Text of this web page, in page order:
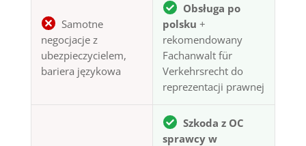
Samotne
negocjacje z
ubezpieczycielem,
bariera językowa
Obsługa po
polsku +
rekomendowany
Fachanwalt für
Verkehrsrecht do
reprezentacji prawnej
Szkoda z OC
sprawcy w